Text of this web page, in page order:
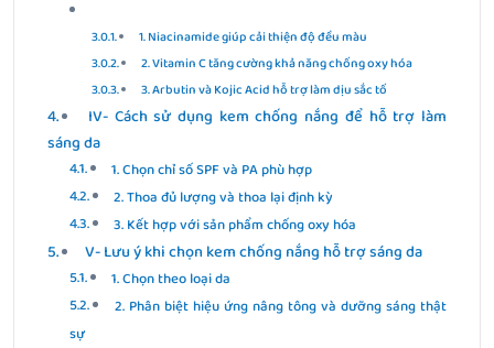
1. Niacinamide giúp cải thiện độ đều màu
2. Vitamin C tăng cường khả năng chống oxy hóa
3. Arbutin và Kojic Acid hỗ trợ làm dịu sắc tố
IV- Cách sử dụng kem chống nắng để hỗ trợ làm
sáng da
1. Chọn chỉ số SPF và PA phù hợp
2. Thoa đủ lượng và thoa lại định kỳ
3. Kết hợp với sản phẩm chống oxy hóa
V- Lưu ý khi chọn kem chống nắng hỗ trợ sáng da
1. Chọn theo loại da
2. Phân biệt hiệu ứng nâng tông và dưỡng sáng thật
sự